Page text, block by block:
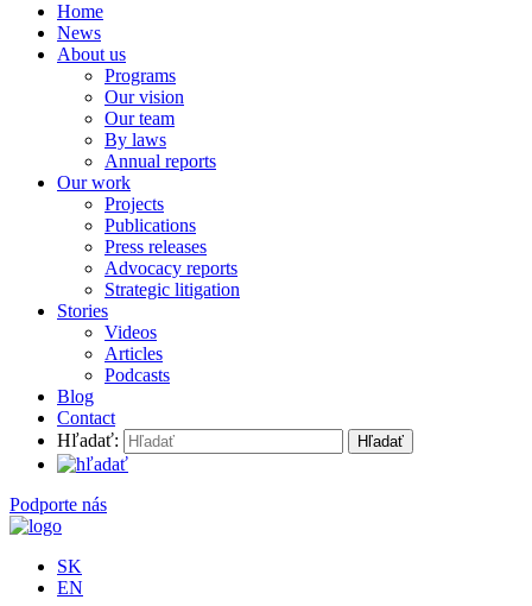
Home
News
About us
Programs
Our vision
Our team
By laws
Annual reports
Our work
Projects
Publications
Press releases
Advocacy reports
Strategic litigation
Stories
Videos
Articles
Podcasts
Blog
Contact
Hľadať:
Podporte nás
SK
EN